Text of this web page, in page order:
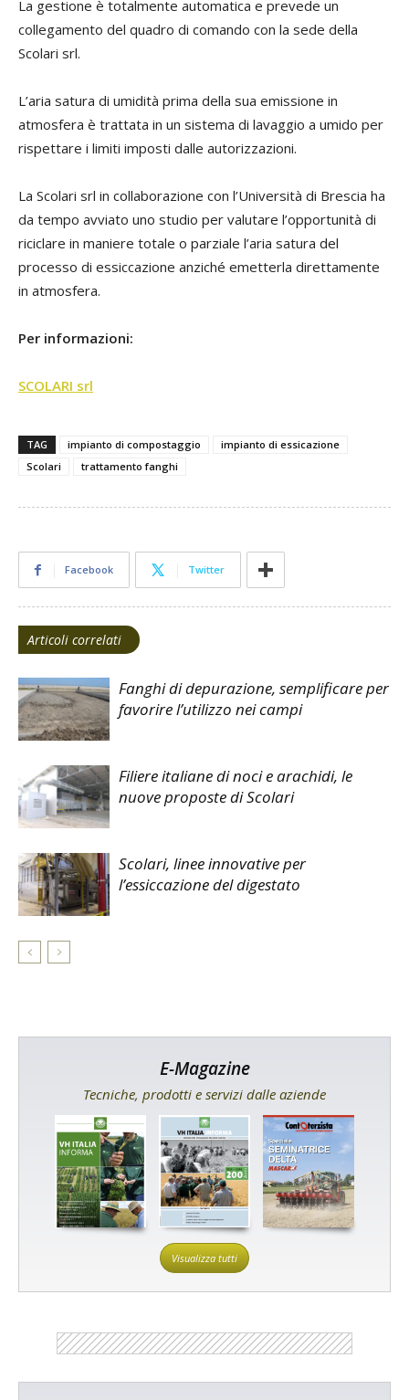
La gestione è totalmente automatica e prevede un
collegamento del quadro di comando con la sede della
Scolari srl.
L’aria satura di umidità prima della sua emissione in
atmosfera è trattata in un sistema di lavaggio a umido per
rispettare i limiti imposti dalle autorizzazioni.
La Scolari srl in collaborazione con l’Università di Brescia ha
da tempo avviato uno studio per valutare l’opportunità di
riciclare in maniere totale o parziale l’aria satura del
processo di essiccazione anziché emetterla direttamente
in atmosfera.
Per informazioni:
SCOLARI srl
TAG impianto di compostaggio
impianto di essicazione
Scolari
trattamento fanghi
Facebook Twitter
Articoli correlati
Fanghi di depurazione, semplificare per
favorire l’utilizzo nei campi
Filiere italiane di noci e arachidi, le
nuove proposte di Scolari
Scolari, linee innovative per
l’essiccazione del digestato
E-Magazine
Tecniche, prodotti e servizi dalle aziende
Visualizza tutti